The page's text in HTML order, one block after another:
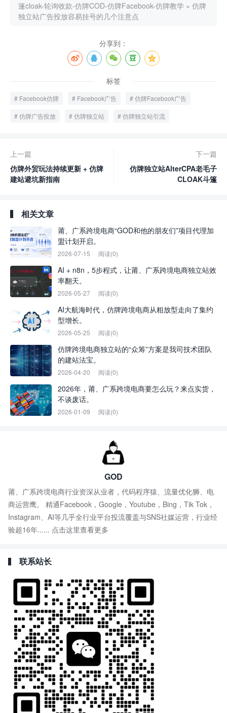
篷cloak-轮询收款-仿牌COD-仿牌Facebook-仿牌教学 » 仿牌
独立站广告投放容易挂号的几个注意点
分享到：
标签
Facebook仿牌 Facebook广告 仿牌Facebook广告
仿牌广告投放 仿牌独立站 仿牌独立站引流
上一篇
仿牌外贸玩法持续更新 + 仿牌
建站避坑新指南
下一篇
仿牌独立站AlterCPA老毛子
CLOAK斗篷
相关文章
莆、广系跨境电商“GOD和他的朋友们”项目代理加
盟计划开启。
2026-07-15 阅读(0)
AI + n8n，5步程式，让莆、广系跨境电商独立站效
率翻天。
2026-05-27 阅读(0)
AI大航海时代，仿牌跨境电商从粗放型走向了集约
型增长。
2026-05-25 阅读(0)
仿牌跨境电商独立站的“众筹”方案是我司技术团队
的建站法宝。
2026-04-20 阅读(0)
2026年，莆、广系跨境电商要怎么玩？来点实货，
不谈废话。
2026-01-09 阅读(0)
GOD
莆、广系跨境电商行业资深从业者，代码程序猿、流量优化狮、电
商运营鹰。 精通Facebook，Google，Youtube，Bing，Tik Tok，
Instagram、AI等几乎全行业平台投流覆盖与SNS社媒运营，行业经
验超16年...... 点击这里查看更多
联系站长